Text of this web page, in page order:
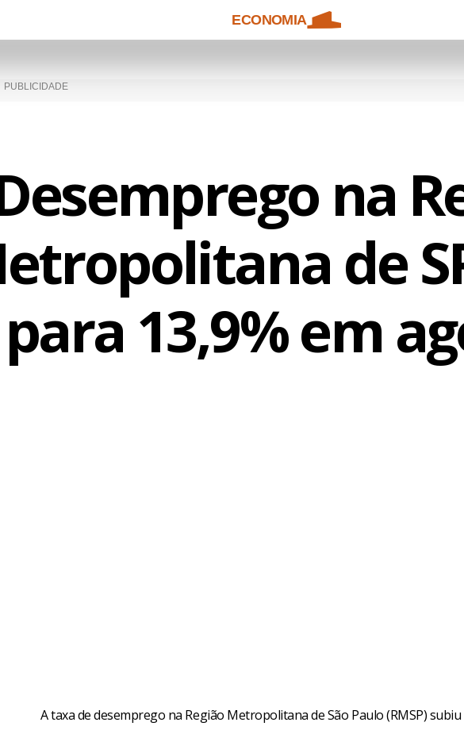
ECONOMIA
na
de
para 13,9% em
A taxa de desemprego na Região Metropolitana de São Paulo (RMSP)